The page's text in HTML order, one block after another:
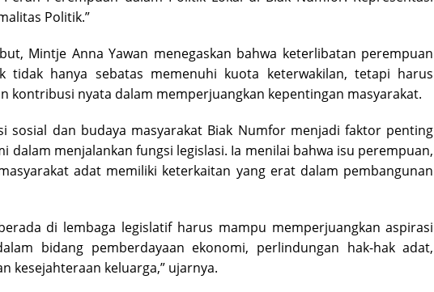
Politik.”
Mintje Anna Yawan menegaskan bahwa keterlibatan perempuan
tidak hanya sebatas memenuhi kuota keterwakilan, tetapi harus
kontribusi nyata dalam memperjuangkan kepentingan masyarakat.
sosial dan budaya masyarakat Biak Numfor menjadi faktor penting
dalam menjalankan fungsi legislasi. Ia menilai bahwa isu perempuan,
adat memiliki keterkaitan yang erat dalam pembangunan
di lembaga legislatif harus mampu memperjuangkan aspirasi
bidang pemberdayaan ekonomi, perlindungan hak-hak adat,
kesejahteraan keluarga,” ujarnya.